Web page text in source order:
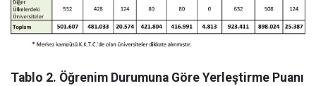
Tablo 2. Öğrenim Durumuna Göre Yerleştirme Puanı